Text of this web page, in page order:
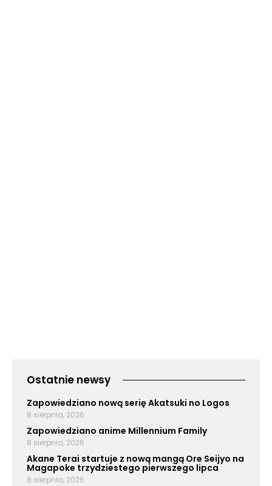
Ostatnie newsy
Zapowiedziano nową serię Akatsuki no Logos
8 sierpnia, 2026
Zapowiedziano anime Millennium Family
8 sierpnia, 2026
Akane Terai startuje z nową mangą Ore Seijyo na
Magapoke trzydziestego pierwszego lipca
8 sierpnia, 2026